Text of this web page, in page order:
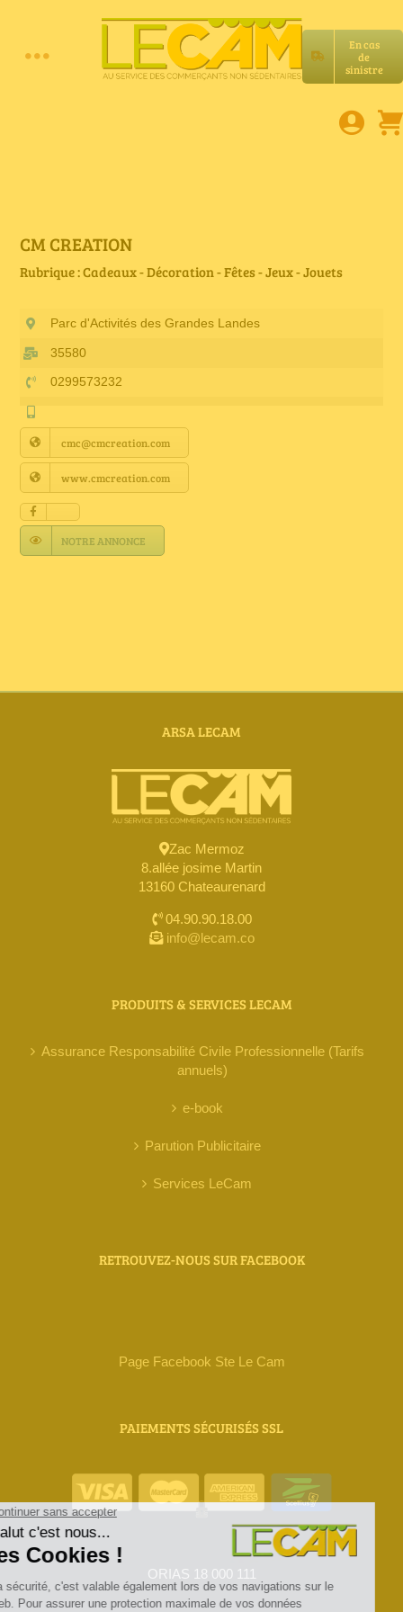
En cas
de
sinistre
Toggle
E-book
Petites annonces
Annuaire Fournisseurs
Actualités
Contact
CM CREATION
Rubrique : Cadeaux - Décoration - Fêtes - Jeux - Jouets
Parc d'Activités des Grandes Landes
35580
0299573232
cmc@cmcreation.com
www.cmcreation.com
NOTRE ANNONCE
ARSA LECAM
Zac Mermoz
8.allée josime Martin
13160 Chateaurenard
04.90.90.18.00
info@lecam.co
PRODUITS & SERVICES LECAM
Assurance Responsabilité Civile Professionnelle (Tarifs
annuels)
e-book
Parution Publicitaire
Services LeCam
RETROUVEZ-NOUS SUR FACEBOOK
Page Facebook Ste Le Cam
PAIEMENTS SÉCURISÉS SSL
ORIAS 18 000 111